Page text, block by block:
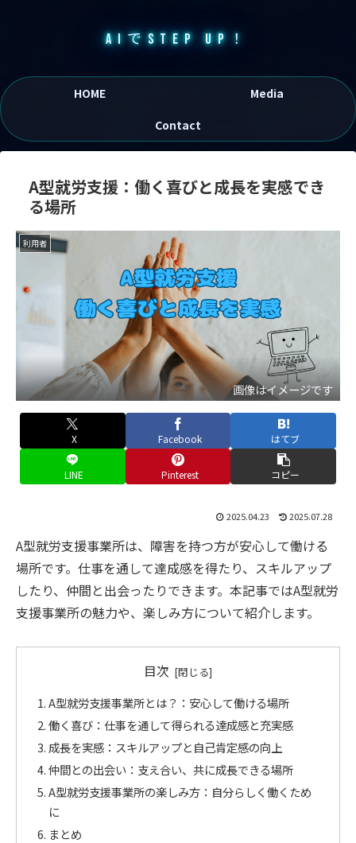
AIでSTEP UP！
HOME
Media
Contact
A型就労支援：働く喜びと成長を実感でき
る場所
利用者
画像はイメージです
X Facebook はてブ
LINE Pinterest コピー
2025.04.23 2025.07.28
A型就労支援事業所は、障害を持つ方が安心して働ける
場所です。仕事を通して達成感を得たり、スキルアップ
したり、仲間と出会ったりできます。本記事ではA型就労
支援事業所の魅力や、楽しみ方について紹介します。
目次
A型就労支援事業所とは？：安心して働ける場所
働く喜び：仕事を通して得られる達成感と充実感
成長を実感：スキルアップと自己肯定感の向上
仲間との出会い：支え合い、共に成長できる場所
A型就労支援事業所の楽しみ方：自分らしく働くため
に
まとめ